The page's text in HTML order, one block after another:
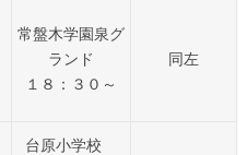
常盤木学園泉グ
ランド
１８：３０～
同左
台原小学校